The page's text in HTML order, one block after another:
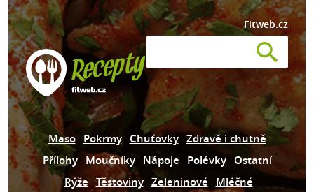
Fitweb.cz
Maso Pokrmy Chuťovky Zdravě i chutně
Přílohy Moučníky Nápoje Polévky Ostatní
Rýže Těstoviny Zeleninové Mléčné